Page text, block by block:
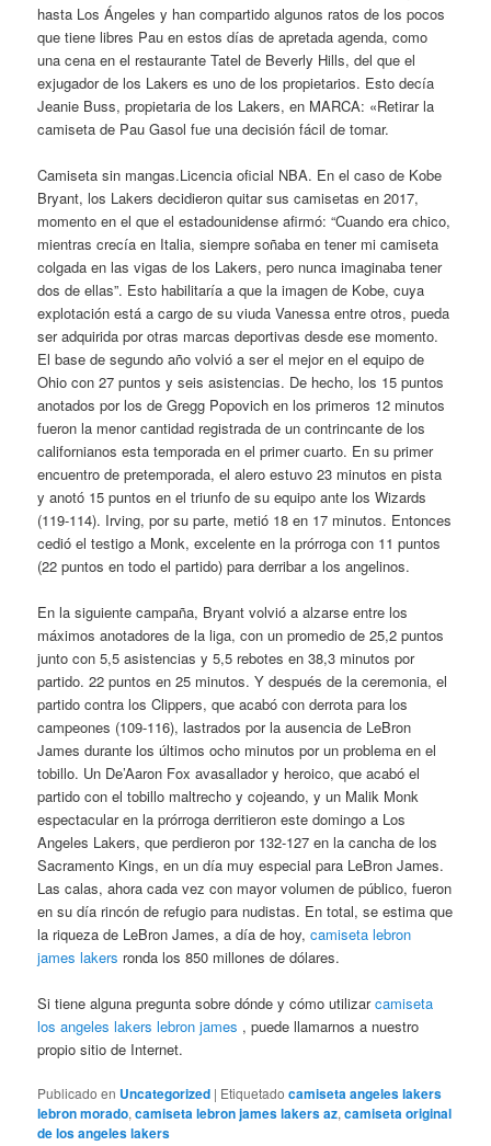
hasta Los Ángeles y han compartido algunos ratos de los pocos
que tiene libres Pau en estos días de apretada agenda, como
una cena en el restaurante Tatel de Beverly Hills, del que el
exjugador de los Lakers es uno de los propietarios. Esto decía
Jeanie Buss, propietaria de los Lakers, en MARCA: «Retirar la
camiseta de Pau Gasol fue una decisión fácil de tomar.
Camiseta sin mangas.Licencia oficial NBA. En el caso de Kobe
Bryant, los Lakers decidieron quitar sus camisetas en 2017,
momento en el que el estadounidense afirmó: “Cuando era chico,
mientras crecía en Italia, siempre soñaba en tener mi camiseta
colgada en las vigas de los Lakers, pero nunca imaginaba tener
dos de ellas”. Esto habilitaría a que la imagen de Kobe, cuya
explotación está a cargo de su viuda Vanessa entre otros, pueda
ser adquirida por otras marcas deportivas desde ese momento.
El base de segundo año volvió a ser el mejor en el equipo de
Ohio con 27 puntos y seis asistencias. De hecho, los 15 puntos
anotados por los de Gregg Popovich en los primeros 12 minutos
fueron la menor cantidad registrada de un contrincante de los
californianos esta temporada en el primer cuarto. En su primer
encuentro de pretemporada, el alero estuvo 23 minutos en pista
y anotó 15 puntos en el triunfo de su equipo ante los Wizards
(119-114). Irving, por su parte, metió 18 en 17 minutos. Entonces
cedió el testigo a Monk, excelente en la prórroga con 11 puntos
(22 puntos en todo el partido) para derribar a los angelinos.
En la siguiente campaña, Bryant volvió a alzarse entre los
máximos anotadores de la liga, con un promedio de 25,2 puntos
junto con 5,5 asistencias y 5,5 rebotes en 38,3 minutos por
partido. 22 puntos en 25 minutos. Y después de la ceremonia, el
partido contra los Clippers, que acabó con derrota para los
campeones (109-116), lastrados por la ausencia de LeBron
James durante los últimos ocho minutos por un problema en el
tobillo. Un De’Aaron Fox avasallador y heroico, que acabó el
partido con el tobillo maltrecho y cojeando, y un Malik Monk
espectacular en la prórroga derritieron este domingo a Los
Angeles Lakers, que perdieron por 132-127 en la cancha de los
Sacramento Kings, en un día muy especial para LeBron James.
Las calas, ahora cada vez con mayor volumen de público, fueron
en su día rincón de refugio para nudistas. En total, se estima que
la riqueza de LeBron James, a día de hoy,camiseta lebron
james lakers ronda los 850 millones de dólares.
Si tiene alguna pregunta sobre dónde y cómo utilizarcamiseta
los angeles lakers lebron james , puede llamarnos a nuestro
propio sitio de Internet.
Publicado en Uncategorized | Etiquetado camiseta angeles lakers
lebron morado,camiseta lebron james lakers az,camiseta original
de los angeles lakers